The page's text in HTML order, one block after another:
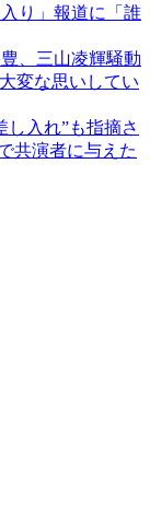
り」報道に「誰
、三山凌輝騒動
変な思いしてい
し入れ”も指摘さ
共演者に与えた